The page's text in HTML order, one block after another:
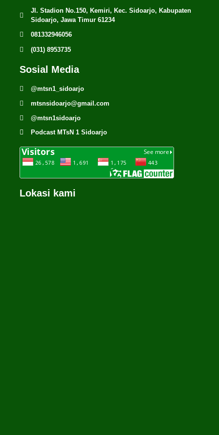
Jl. Stadion No.150, Kemiri, Kec. Sidoarjo, Kabupaten
Sidoarjo, Jawa Timur 61234
081332946056
(031) 8953735
Sosial Media
@mtsn1_sidoarjo
mtsnsidoarjo@gmail.com
@mtsn1sidoarjo
Podcast MTsN 1 Sidoarjo
Lokasi kami